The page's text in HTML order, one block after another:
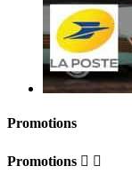
Promotions
Promotions  